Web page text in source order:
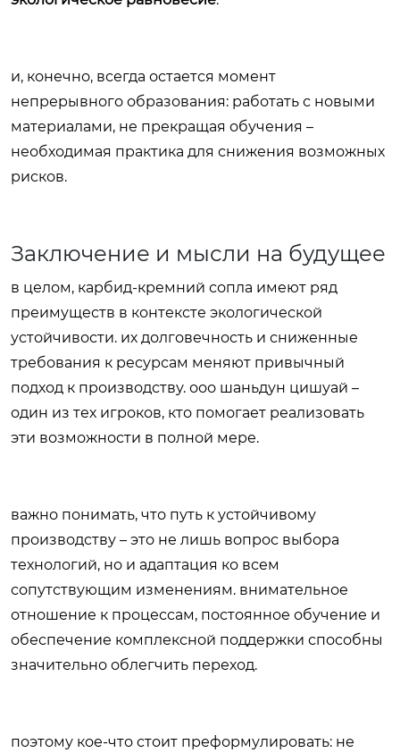
и, конечно, всегда остается момент
непрерывного образования: работать с новыми
материалами, не прекращая обучения –
необходимая практика для снижения возможных
рисков.
Заключение и мысли на будущее
в целом, карбид-кремний сопла имеют ряд
преимуществ в контексте экологической
устойчивости. их долговечность и сниженные
требования к ресурсам меняют привычный
подход к производству. ооо шаньдун цишуай –
один из тех игроков, кто помогает реализовать
эти возможности в полной мере.
важно понимать, что путь к устойчивому
производству – это не лишь вопрос выбора
технологий, но и адаптация ко всем
сопутствующим изменениям. внимательное
отношение к процессам, постоянное обучение и
обеспечение комплексной поддержки способны
значительно облегчить переход.
поэтому кое-что стоит преформулировать: не